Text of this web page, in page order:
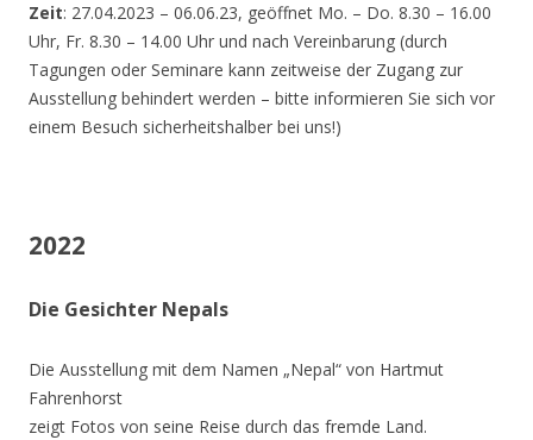
Zeit: 27.04.2023 – 06.06.23, geöffnet Mo. – Do. 8.30 – 16.00
Uhr, Fr. 8.30 – 14.00 Uhr und nach Vereinbarung (durch
Tagungen oder Seminare kann zeitweise der Zugang zur
Ausstellung behindert werden – bitte informieren Sie sich vor
einem Besuch sicherheitshalber bei uns!)
2022
Die Gesichter Nepals
Die Ausstellung mit dem Namen „Nepal“ von Hartmut
Fahrenhorst
zeigt Fotos von seine Reise durch das fremde Land.